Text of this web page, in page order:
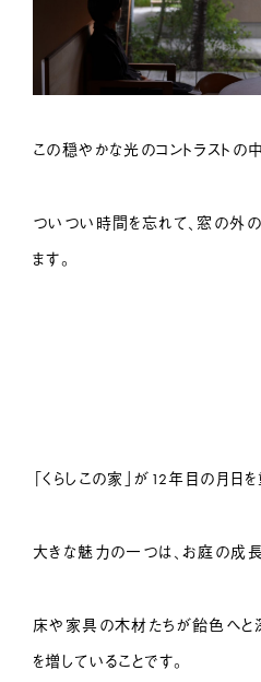
この穏やかな光のコントラストの中
ついつい時間を忘れて、窓の外
ます。
「くらしこの家」が12年目の月日
大きな魅力の一つは、お庭の成長
床や家具の木材たちが飴色へと
を増していることです。